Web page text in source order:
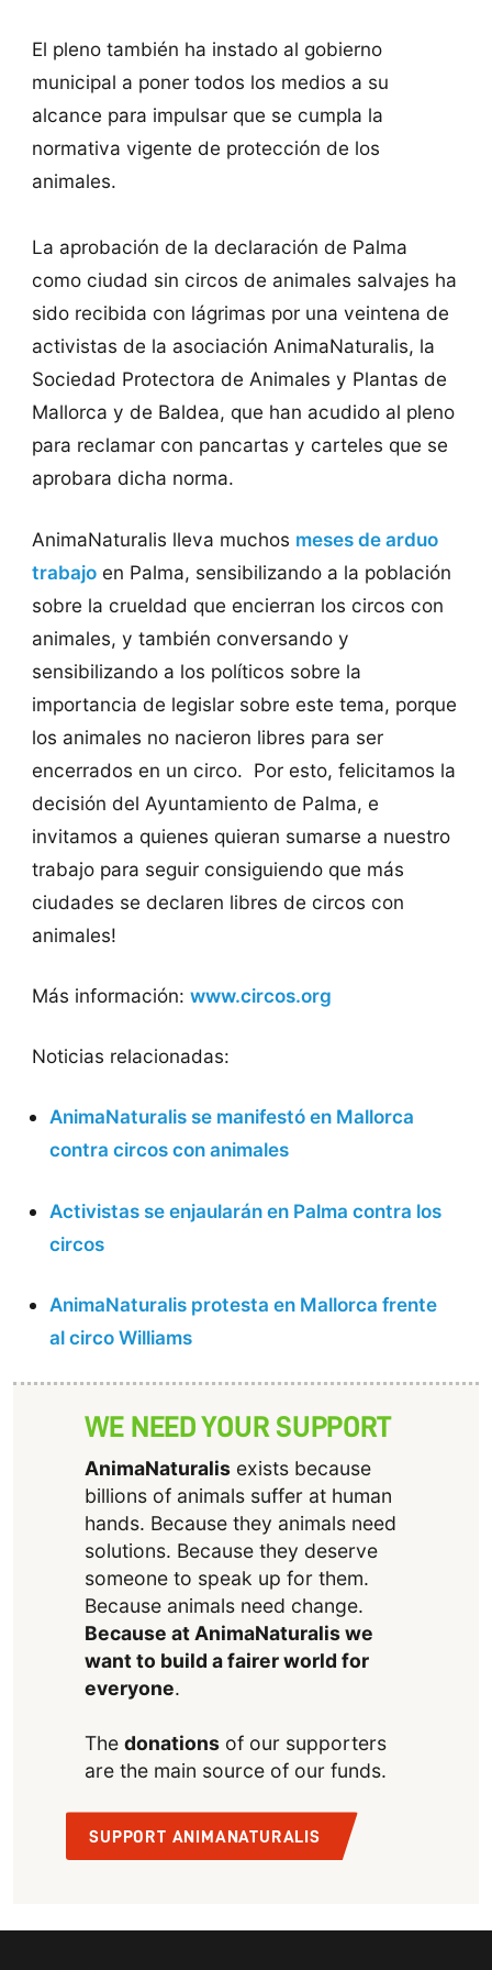
El pleno también ha instado al gobierno
municipal a poner todos los medios a su
alcance para impulsar que se cumpla la
normativa vigente de protección de los
animales.
La aprobación de la declaración de Palma
como ciudad sin circos de animales salvajes ha
sido recibida con lágrimas por una veintena de
activistas de la asociación AnimaNaturalis, la
Sociedad Protectora de Animales y Plantas de
Mallorca y de Baldea, que han acudido al pleno
para reclamar con pancartas y carteles que se
aprobara dicha norma.
AnimaNaturalis lleva muchos meses de arduo
trabajoen Palma, sensibilizando a la población
sobre la crueldad que encierran los circos con
animales, y también conversando y
sensibilizando a los políticos sobre la
importancia de legislar sobre este tema, porque
los animales no nacieron libres para ser
encerrados en un circo. Por esto, felicitamos la
decisión del Ayuntamiento de Palma, e
invitamos a quienes quieran sumarse a nuestro
trabajo para seguir consiguiendo que más
ciudades se declaren libres de circos con
animales!
Más información: www.circos.org
Noticias relacionadas:
AnimaNaturalis se manifestó en Mallorca
contra circos con animales
Activistas se enjaularán en Palma contra los
circos
AnimaNaturalis protesta en Mallorca frente
al circo Williams
WE NEED YOUR SUPPORT
AnimaNaturalisexists because
billions of animals suffer at human
hands. Because they animals need
solutions. Because they deserve
someone to speak up for them.
Because animals need change.
Because at AnimaNaturalis we
want to build a fairer world for
everyone.
The donationsof our supporters
are the main source of our funds.
SUPPORT ANIMANATURALIS